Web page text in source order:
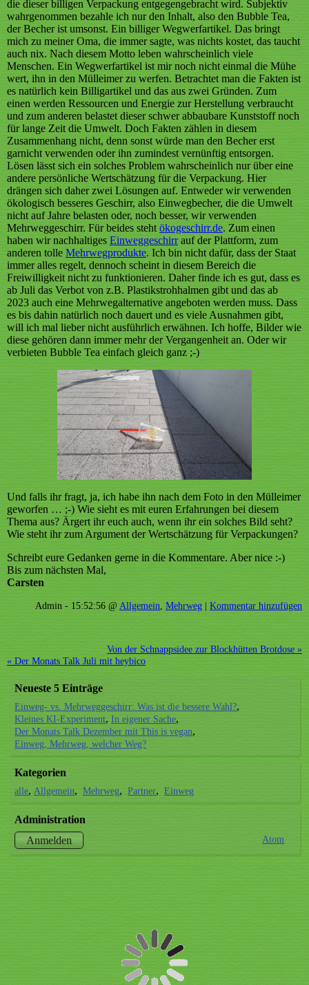
die dieser billigen Verpackung entgegengebracht wird. Subjektiv
wahrgenommen bezahle ich nur den Inhalt, also den Bubble Tea,
der Becher ist umsonst. Ein billiger Wegwerfartikel. Das bringt
mich zu meiner Oma, die immer sagte, was nichts kostet, das taucht
auch nix. Nach diesem Motto leben wahrscheinlich viele
Menschen. Ein Wegwerfartikel ist mir noch nicht einmal die Mühe
wert, ihn in den Mülleimer zu werfen. Betrachtet man die Fakten ist
es natürlich kein Billigartikel und das aus zwei Gründen. Zum
einen werden Ressourcen und Energie zur Herstellung verbraucht
und zum anderen belastet dieser schwer abbaubare Kunststoff noch
für lange Zeit die Umwelt. Doch Fakten zählen in diesem
Zusammenhang nicht, denn sonst würde man den Becher erst
garnicht verwenden oder ihn zumindest vernünftig entsorgen.
Lösen lässt sich ein solches Problem wahrscheinlich nur über eine
andere persönliche Wertschätzung für die Verpackung. Hier
drängen sich daher zwei Lösungen auf. Entweder wir verwenden
ökologisch besseres Geschirr, also Einwegbecher, die die Umwelt
nicht auf Jahre belasten oder, noch besser, wir verwenden
Mehrweggeschirr. Für beides steht ökogeschirr.de. Zum einen
haben wir nachhaltiges Einweggeschirrauf der Plattform, zum
anderen tolle Mehrwegprodukte. Ich bin nicht dafür, dass der Staat
immer alles regelt, dennoch scheint in diesem Bereich die
Freiwilligkeit nicht zu funktionieren. Daher finde ich es gut, dass es
ab Juli das Verbot von z.B. Plastikstrohhalmen gibt und das ab
2023 auch eine Mehrwegalternative angeboten werden muss. Dass
es bis dahin natürlich noch dauert und es viele Ausnahmen gibt,
will ich mal lieber nicht ausführlich erwähnen. Ich hoffe, Bilder wie
diese gehören dann immer mehr der Vergangenheit an. Oder wir
verbieten Bubble Tea einfach gleich ganz ;-)
Und falls ihr fragt, ja, ich habe ihn nach dem Foto in den Mülleimer
geworfen … ;-) Wie sieht es mit euren Erfahrungen bei diesem
Thema aus? Ärgert ihr euch auch, wenn ihr ein solches Bild seht?
Wie steht ihr zum Argument der Wertschätzung für Verpackungen?
Schreibt eure Gedanken gerne in die Kommentare. Aber nice :-)
Bis zum nächsten Mal,
Carsten
Admin - 15:52:56 @ Allgemein Mehrweg | Kommentar hinzufügen
Von der Schnappsidee zur Blockhütten Brotdose »
« Der Monats Talk Juli mit heybico
Neueste 5 Einträge
Einweg- vs. Mehrweggeschirr: Was ist die bessere Wahl?
Kleines KI-Experiment In eigener Sache
Der Monats Talk Dezember mit This is vegan
Einweg, Mehrweg, welcher Weg?
Kategorien
alle Allgemein Mehrweg Partner Einweg
Administration
Anmelden
Atom